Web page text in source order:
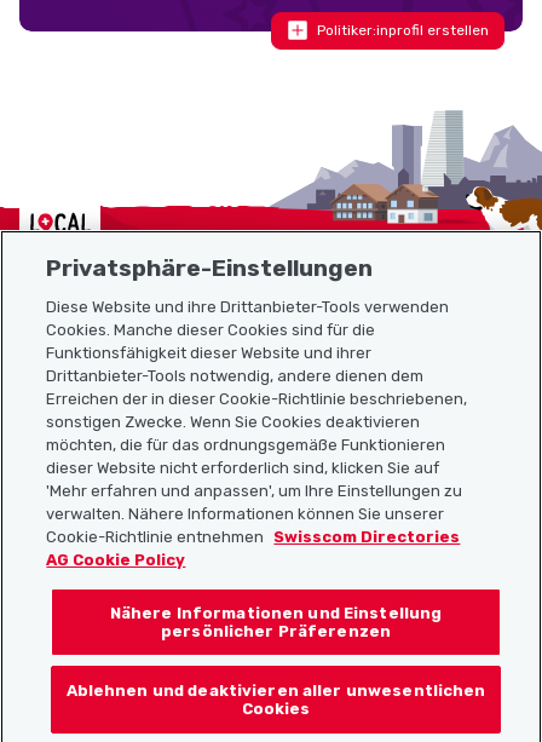
Politiker:inprofil erstellen
Localcities
Sitemap
Nützliche Links
Localcities App herunterladen
Folgt uns auf:
Privatsphäre-Einstellungen
Diese Website und ihre Drittanbieter-Tools verwenden
Cookies. Manche dieser Cookies sind für die
Funktionsfähigkeit dieser Website und ihrer
Drittanbieter-Tools notwendig, andere dienen dem
Erreichen der in dieser Cookie-Richtlinie beschriebenen,
sonstigen Zwecke. Wenn Sie Cookies deaktivieren
möchten, die für das ordnungsgemäße Funktionieren
dieser Website nicht erforderlich sind, klicken Sie auf
'Mehr erfahren und anpassen', um Ihre Einstellungen zu
verwalten. Nähere Informationen können Sie unserer
Cookie-Richtlinie entnehmen
Swisscom Directories
AG Cookie Policy
Nähere Informationen und Einstellung
persönlicher Präferenzen
Ablehnen und deaktivieren aller unwesentlichen
Cookies